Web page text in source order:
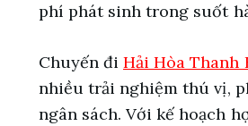
phí phát sinh trong suốt
Chuyến đi Hải Hòa Thanh
nhiều trải nghiệm thú vị,
ngân sách. Với kế hoạch